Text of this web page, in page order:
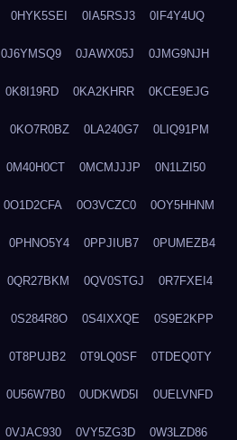
0HYK5SEI 0IA5RSJ3 0IF4Y4UQ
0J6YMSQ9 0JAWX05J 0JMG9NJH
0K8I19RD 0KA2KHRR 0KCE9EJG
0KO7R0BZ 0LA240G7 0LIQ91PM
0M40H0CT 0MCMJJJP 0N1LZI50
0O1D2CFA 0O3VCZC0 0OY5HHNM
0PHNO5Y4 0PPJIUB7 0PUMEZB4
0QR27BKM 0QV0STGJ 0R7FXEI4
0S284R8O 0S4IXXQE 0S9E2KPP
0T8PUJB2 0T9LQ0SF 0TDEQ0TY
0U56W7B0 0UDKWD5I 0UELVNFD
0VJAC930 0VY5ZG3D 0W3LZD86